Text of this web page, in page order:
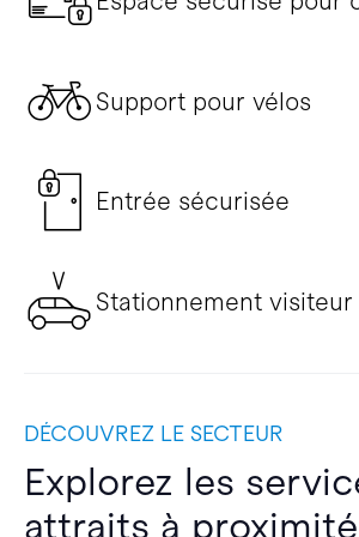
Support pour vélos
Entrée sécurisée
Stationnement visiteur
DÉCOUVREZ LE SECTEUR
Explorez les
attraits à